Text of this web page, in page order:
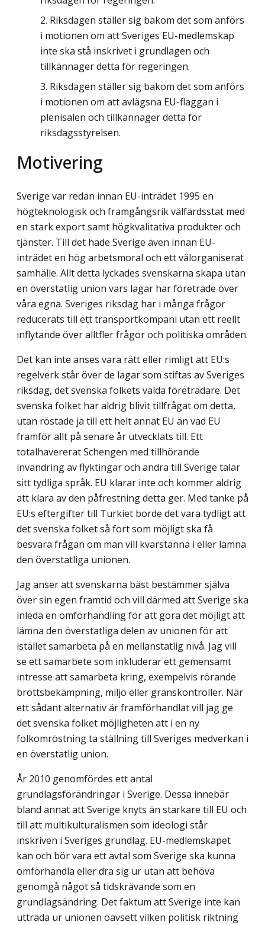
Riksdagen ställer sig bakom det som anförs
i motionen om att Sveriges EU-medlemskap
inte ska stå inskrivet i grundlagen och
tillkännager detta för regeringen.
Riksdagen ställer sig bakom det som anförs
i motionen om att avlägsna EU-flaggan i
plenisalen och tillkännager detta för
riksdagsstyrelsen.
Motivering
Sverige var redan innan EU-inträdet 1995 en
högteknologisk och framgångsrik välfärdsstat med
en stark export samt högkvalitativa produkter och
tjänster. Till det hade Sverige även innan EU-
inträdet en hög arbetsmoral och ett välorganiserat
samhälle. Allt detta lyckades svenskarna skapa utan
en överstatlig union vars lagar har företräde över
våra egna. Sveriges riksdag har i många frågor
reducerats till ett transportkompani utan ett reellt
inflytande över alltfler frågor och politiska områden.
Det kan inte anses vara rätt eller rimligt att EU:s
regelverk står över de lagar som stiftas av Sveriges
riksdag, det svenska folkets valda företrädare. Det
svenska folket har aldrig blivit tillfrågat om detta,
utan röstade ja till ett helt annat EU än vad EU
framför allt på senare år utvecklats till. Ett
totalhavererat Schengen med tillhörande
invandring av flyktingar och andra till Sverige talar
sitt tydliga språk. EU klarar inte och kommer aldrig
att klara av den påfrestning detta ger. Med tanke på
EU:s eftergifter till Turkiet borde det vara tydligt att
det svenska folket så fort som möjligt ska få
besvara frågan om man vill kvarstanna i eller lämna
den överstatliga unionen.
Jag anser att svenskarna bäst bestämmer själva
över sin egen framtid och vill därmed att Sverige ska
inleda en omförhandling för att göra det möjligt att
lämna den överstatliga delen av unionen för att
istället samarbeta på en mellanstatlig nivå. Jag vill
se ett samarbete som inkluderar ett gemensamt
intresse att samarbeta kring, exempelvis rörande
brottsbekämpning, miljö eller gränskontroller. När
ett sådant alternativ är framförhandlat vill jag ge
det svenska folket möjligheten att i en ny
folkomröstning ta ställning till Sveriges medverkan i
en överstatlig union.
År 2010 genomfördes ett antal
grundlagsförändringar i Sverige. Dessa innebär
bland annat att Sverige knyts än starkare till EU och
till att multikulturalismen som ideologi står
inskriven i Sveriges grundlag. EU-medlemskapet
kan och bör vara ett avtal som Sverige ska kunna
omförhandla eller dra sig ur utan att behöva
genomgå något så tidskrävande som en
grundlagsändring. Det faktum att Sverige inte kan
utträda ur unionen oavsett vilken politisk riktning